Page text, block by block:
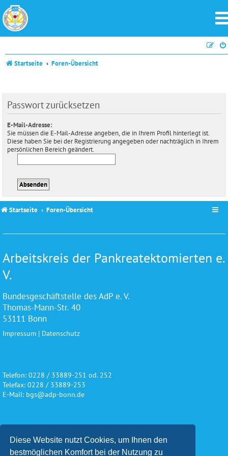
Diese Website nutzt Cookies, um Ihnen den
bestmöglichen Komfort bei der Nutzung zu
Startseite Foren-Übersicht
Passwort zurücksetzen
E-Mail-Adresse:
Sie müssen die E-Mail-Adresse angeben, die in Ihrem Profil hinterlegt ist.
Diese haben Sie bei der Registrierung angegeben oder nachträglich in Ihrem
persönlichen Bereich geändert.
Startseite Foren-Übersicht
Arbeitskreis der Pankreatektomierten e.
V.
Bundesgeschäftstelle des AdP e. V.
Thomas-Mann-Str. 40
53111 Bonn
Impressum | Datenschutz
Telefon: 0228 / 33889-251 od. 252
Telefax: 0228 / 33889-253
E-Mail: bgs@adp-bonn.de
Wir danken für die freundliche
Unterstützung und Förderung